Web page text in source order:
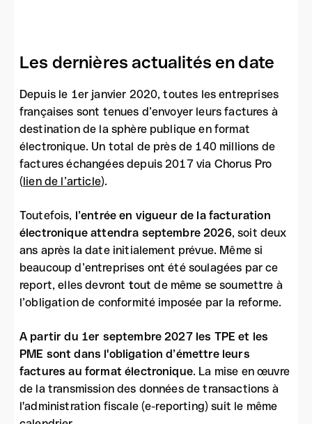
Les dernières actualités en date
Depuis le 1er janvier 2020, toutes les entreprises
françaises sont tenues d’envoyer leurs factures à
destination de la sphère publique en format
électronique. Un total de près de 140 millions de
factures échangées depuis 2017 via Chorus Pro
(lien de l’article).
Toutefois, l’entrée en vigueur de la facturation
électronique attendra septembre 2026, soit deux
ans après la date initialement prévue. Même si
beaucoup d’entreprises ont été soulagées par ce
report, elles devront tout de même se soumettre à
l’obligation de conformité imposée par la reforme.
A partir du 1er septembre 2027 les TPE et les
PME sont dans l'obligation d’émettre leurs
factures au format électronique. La mise en œuvre
de la transmission des données de transactions à
l'administration fiscale (e-reporting) suit le même